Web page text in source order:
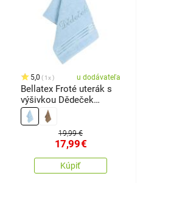
5,0 1x u dodávateľa
Bellatex Froté uterák s
výšivkou Dědeček
svetlomodrá, 50 x 100
cm
19,99 €
17,99€
Kúpiť